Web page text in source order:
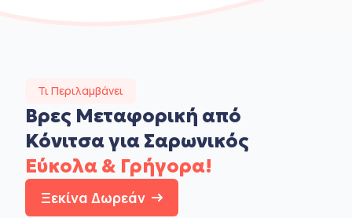
Τι Περιλαμβάνει
Βρες Μεταφορική από
Κόνιτσα για Σαρωνικός
Εύκολα & Γρήγορα!
Ξεκίνα Δωρεάν